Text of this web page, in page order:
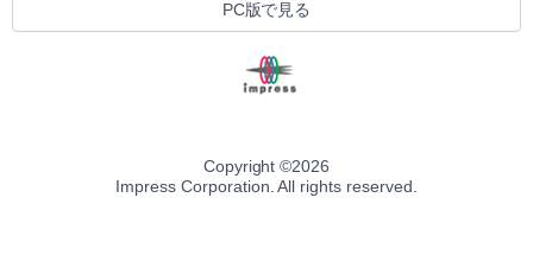
￥2,326
￥39,980
New Amazon Kindle Scribe Colorsoft |
11インチカラーディスプレイ、64GBスト
き、グラファイト
￥115,980
PC版で見る
Copyright ©2026
Impress Corporation. All rights reserved.